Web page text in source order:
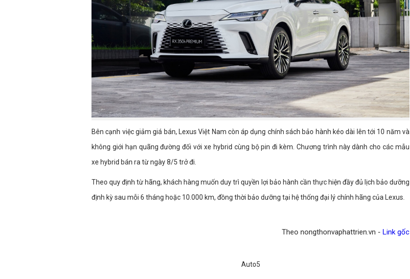
Bên cạnh việc giảm giá bán, Lexus Việt Nam còn áp dụng chính sách bảo hành kéo dài lên tới 10 năm và
không giới hạn quãng đường đối với xe hybrid cùng bộ pin đi kèm. Chương trình này dành cho các mẫu
xe hybrid bán ra từ ngày 8/5 trở đi.
Theo quy định từ hãng, khách hàng muốn duy trì quyền lợi bảo hành cần thực hiện đầy đủ lịch bảo dưỡng
định kỳ sau mỗi 6 tháng hoặc 10.000 km, đồng thời bảo dưỡng tại hệ thống đại lý chính hãng của Lexus.
Theo nongthonvaphattrien.vn - Link gốc
Auto5